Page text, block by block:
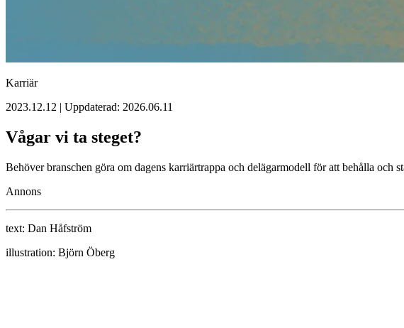
Karriär
2023.12.12 | Uppdaterad: 2026.06.11
Vågar vi ta steget?
Behöver branschen göra om dagens ­karriärtrappa och delägarmodell för att behålla och
Annons
text: Dan Håfström
illustration: Björn Öberg